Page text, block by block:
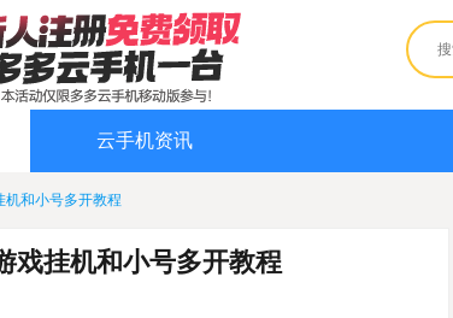
云手机资讯
机和小号多开教程
戏挂机和小号多开教程